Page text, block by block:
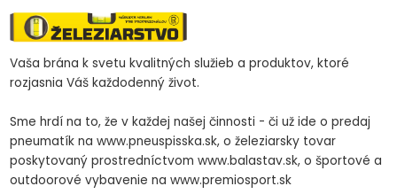
Vaša brána k svetu kvalitných služieb a produktov, ktoré
rozjasnia Váš každodenný život.
Sme hrdí na to, že v každej našej činnosti - či už ide o predaj
pneumatík na www.pneuspisska.sk, o železiarsky tovar
poskytovaný prostredníctvom www.balastav.sk, o športové a
outdoorové vybavenie na www.premiosport.sk